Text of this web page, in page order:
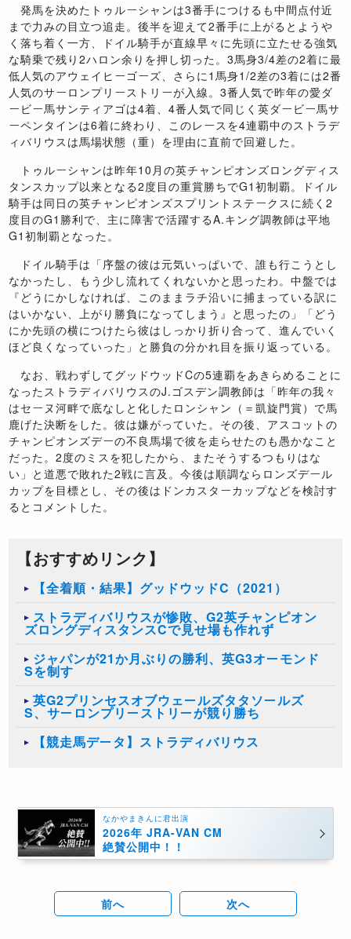
発馬を決めたトゥルーシャンは3番手につけるも中間点付近
まで力みの目立つ追走。後半を迎えて2番手に上がるとようや
く落ち着く一方、ドイル騎手が直線早々に先頭に立たせる強気
な騎乗で残り2ハロン余りを押し切った。3馬身3/4差の2着に最
低人気のアウェイヒーゴーズ、さらに1馬身1/2差の3着には2番
人気のサーロンプリーストリーが入線。3番人気で昨年の愛ダ
ービー馬サンティアゴは4着、4番人気で同じく英ダービー馬サ
ーペンタインは6着に終わり、このレースを4連覇中のストラデ
ィバリウスは馬場状態（重）を理由に直前で回避した。
トゥルーシャンは昨年10月の英チャンピオンズロングディス
タンスカップ以来となる2度目の重賞勝ちでG1初制覇。ドイル
騎手は同日の英チャンピオンズスプリントステークスに続く2
度目のG1勝利で、主に障害で活躍するA.キング調教師は平地
G1初制覇となった。
ドイル騎手は「序盤の彼は元気いっぱいで、誰も行こうとし
なかったし、もう少し流れてくれないかと思ったわ。中盤では
『どうにかしなければ、このままラチ沿いに捕まっている訳に
はいかない、上がり勝負になってしまう』と思ったの」「どう
にか先頭の横につけたら彼はしっかり折り合って、進んでいく
ほど良くなっていった」と勝負の分かれ目を振り返っている。
なお、戦わずしてグッドウッドCの5連覇をあきらめることに
なったストラディバリウスのJ.ゴスデン調教師は「昨年の我々
はセーヌ河畔で底なしと化したロンシャン（＝凱旋門賞）で馬
鹿げた決断をした。彼は嫌がっていた。その後、アスコットの
チャンピオンズデーの不良馬場で彼を走らせたのも愚かなこと
だった。2度のミスを犯したから、またそうするつもりはな
い」と道悪で敗れた2戦に言及。今後は順調ならロンズデール
カップを目標とし、その後はドンカスターカップなどを検討す
るとコメントした。
【おすすめリンク】
【全着順・結果】グッドウッドC（2021）
ストラディバリウスが惨敗、G2英チャンピオン
ズロングディスタンスCで見せ場も作れず
ジャパンが21か月ぶりの勝利、英G3オーモンド
Sを制す
英G2プリンセスオブウェールズタタソールズ
S、サーロンプリーストリーが競り勝ち
【競走馬データ】ストラディバリウス
なかやまきんに君出演
2026年 JRA-VAN CM
絶賛公開中！！
前へ 次へ